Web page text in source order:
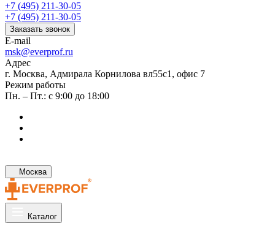
+7 (495) 211-30-05
+7 (495) 211-30-05
Заказать звонок
E-mail
msk@everprof.ru
Адрес
г. Москва, Адмирала Корнилова вл55с1, офис 7
Режим работы
Пн. – Пт.: с 9:00 до 18:00
Москва
Каталог